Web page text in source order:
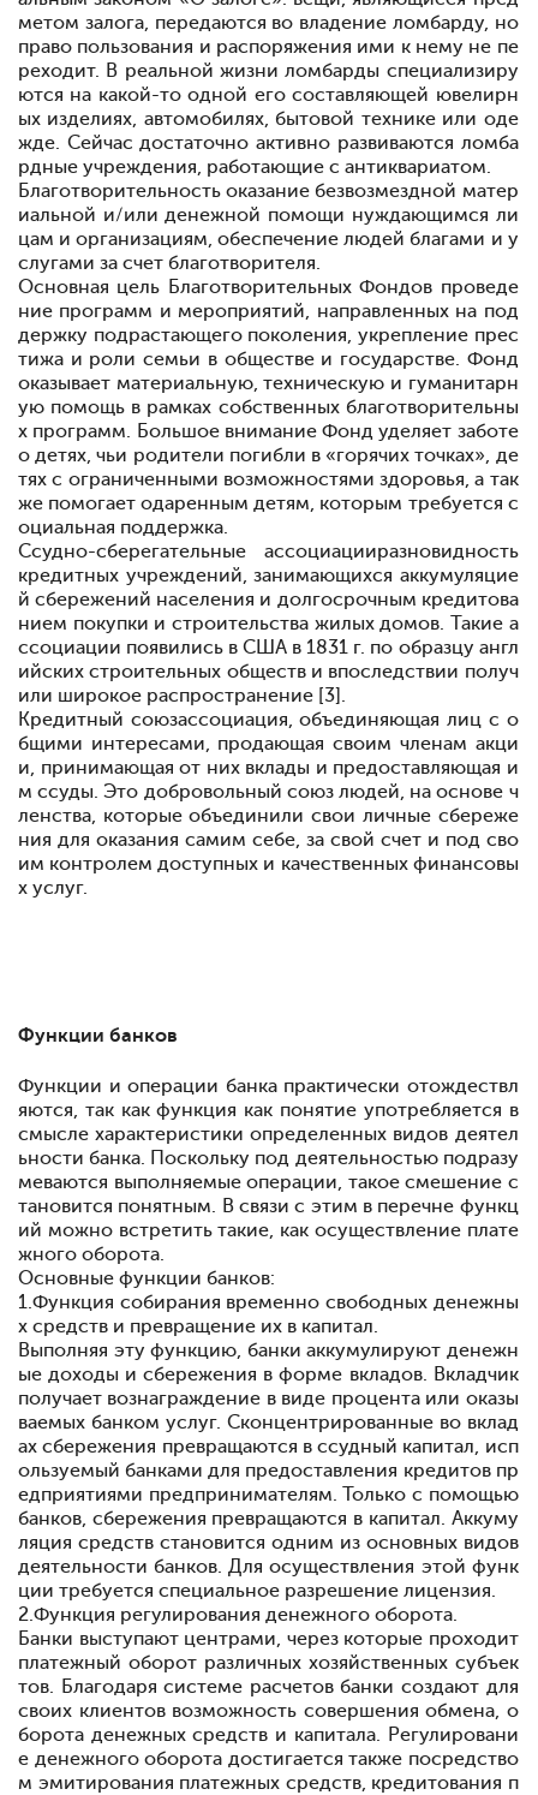
метом залога, передаются во владение ломбарду, но
право пользования и распоряжения ими к нему не пе
реходит. В реальной жизни ломбарды специализиру
ются на какой-то одной его составляющей ювелирн
ых изделиях, автомобилях, бытовой технике или оде
жде. Сейчас достаточно активно развиваются ломба
рдные учреждения, работающие с антиквариатом.
Благотворительностьоказание безвозмездной матер
иальной и/или денежной помощи нуждающимся ли
цам и организациям, обеспечение людей благами и у
слугами за счет благотворителя.
Основная цель Благотворительных Фондов проведе
ние программ и мероприятий, направленных на под
держку подрастающего поколения, укрепление прес
тижа и роли семьи в обществе и государстве. Фонд
оказывает материальную, техническую и гуманитарн
ую помощь в рамках собственных благотворительны
х программ. Большое внимание Фонд уделяет заботе
о детях, чьи родители погибли в «горячих точках», де
тях с ограниченными возможностями здоровья, а так
же помогает одаренным детям, которым требуется с
оциальная поддержка.
Ссудно-сберегательные ассоциацииразновидность
кредитных учреждений, занимающихся аккумуляцие
й сбережений населения и долгосрочным кредитова
нием покупки и строительства жилых домов. Такие а
ссоциации появились в США в 1831 г. по образцу англ
ийских строительных обществ и впоследствии получ
или широкое распространение [3].
Кредитный союзассоциация, объединяющая лиц с о
бщими интересами, продающая своим членам акци
и, принимающая от них вклады и предоставляющая и
м ссуды. Это добровольный союз людей, на основе ч
ленства, которые объединили свои личные сбереже
ния для оказания самим себе, за свой счет и под сво
им контролем доступных и качественных финансовы
х услуг.
Функции банков
Функции и операции банка практически отождествл
яются, так как функция как понятие употребляется в
смысле характеристики определенных видов деятел
ьности банка. Поскольку под деятельностью подразу
меваются выполняемые операции, такое смешение с
тановится понятным. В связи с этим в перечне функц
ий можно встретить такие, как осуществление плате
жного оборота.
Основные функции банков:
1.Функция собирания временно свободных денежны
х средств и превращение их в капитал.
Выполняя эту функцию, банки аккумулируют денежн
ые доходы и сбережения в форме вкладов. Вкладчик
получает вознаграждение в виде процента или оказы
ваемых банком услуг. Сконцентрированные во вклад
ах сбережения превращаются в ссудный капитал, исп
ользуемый банками для предоставления кредитов пр
едприятиями предпринимателям. Только с помощью
банков, сбережения превращаются в капитал. Аккуму
ляция средств становится одним из основных видов
деятельности банков. Для осуществления этой функ
ции требуется специальное разрешение лицензия.
2.Функция регулирования денежного оборота.
Банки выступают центрами, через которые проходит
платежный оборот различных хозяйственных субъек
тов. Благодаря системе расчетов банки создают для
своих клиентов возможность совершения обмена, о
борота денежных средств и капитала. Регулировани
е денежного оборота достигается также посредство
м эмитирования платежных средств, кредитования п